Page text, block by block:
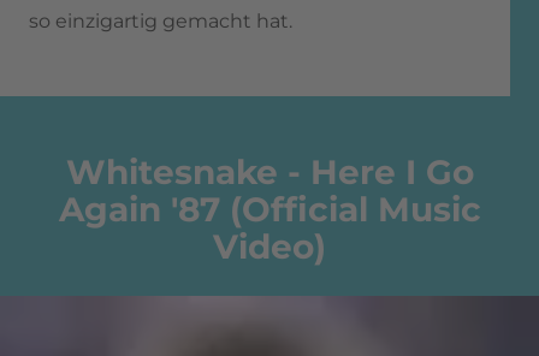
so einzigartig gemacht hat.
Whitesnake - Here I Go
Again '87 (Official Music
Video)